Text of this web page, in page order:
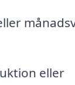
eller